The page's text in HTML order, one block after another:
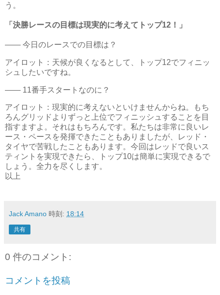
う。
「決勝レースの目標は現実的に考えてトップ12！」
―― 今日のレースでの目標は？
アイロット：天候が良くなるとして、トップ12でフィニッ
シュしたいですね。
―― 11番手スタートなのに？
アイロット：現実的に考えないといけませんからね。もち
ろんグリッドよりずっと上位でフィニッシュすることを目
指すますよ。それはもちろんです。私たちは非常に良いレ
ース・ペースを発揮できたこともありましたが、レッド・
タイヤで苦戦したこともあります。今回はレッドで良いス
ティントを実現できたら、トップ10は簡単に実現できるで
しょう。全力を尽くします。
以上
Jack Amano 時刻: 18:14
共有
0 件のコメント:
コメントを投稿